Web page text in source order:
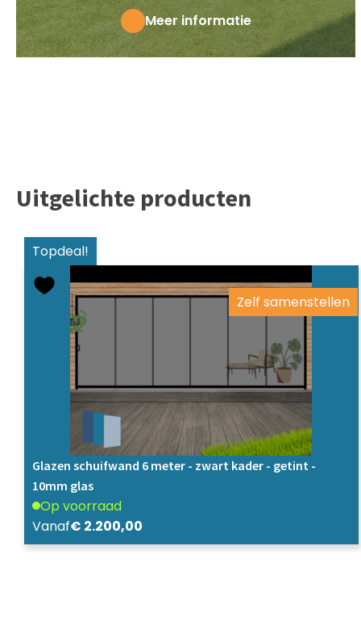
Meer informatie
Uitgelichte producten
Zelf samenstellen
Glazen schuifwand 6 meter - zwart kader - getint -
10mm glas
Op voorraad
Vanaf€ 2.200,00
Topdeal!